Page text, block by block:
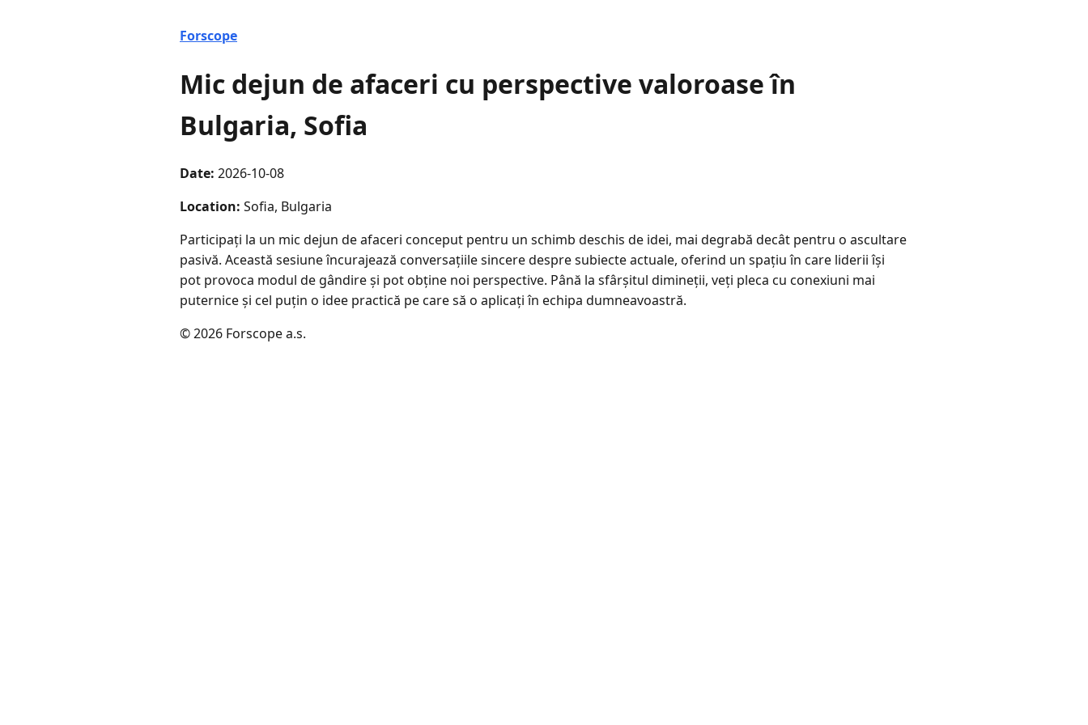
Forscope
Mic dejun de afaceri cu perspective valoroase în
Bulgaria, Sofia
Date: 2026-10-08
Location: Sofia, Bulgaria
Participați la un mic dejun de afaceri conceput pentru un schimb deschis de idei, mai degrabă decât pentru o ascultare
pasivă. Această sesiune încurajează conversațiile sincere despre subiecte actuale, oferind un spațiu în care liderii își
pot provoca modul de gândire și pot obține noi perspective. Până la sfârșitul dimineții, veți pleca cu conexiuni mai
puternice și cel puțin o idee practică pe care să o aplicați în echipa dumneavoastră.
© 2026 Forscope a.s.